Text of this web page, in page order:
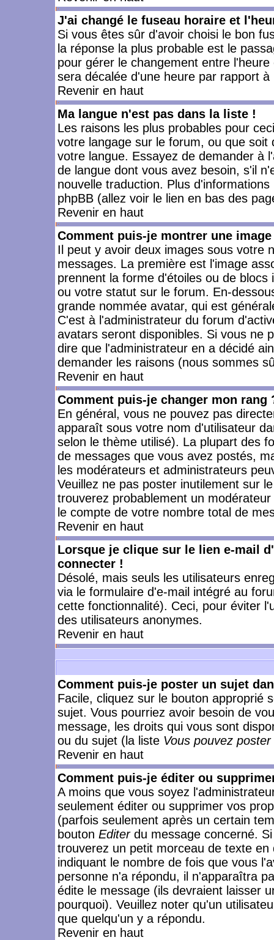
J'ai changé le fuseau horaire et
Si vous êtes sûr d'avoir choisi le bon
la réponse la plus probable est le
pour gérer le changement entre
sera décalée d'une heure par rapport à
Revenir en haut
Ma langue n'est pas dans la liste !
Les raisons les plus probables pour
votre langage sur le forum, ou que
votre langue. Essayez de demander à
de langue dont vous avez besoin, s'il
nouvelle traduction. Plus
phpBB (allez voir le lien en bas des
Revenir en haut
Comment puis-je montrer une
Il peut y avoir deux images sous votre
messages. La première est l'image
prennent la forme d'étoiles ou de
ou votre statut sur le forum. En-
grande nommée avatar, qui est
C'est à l'administrateur du forum
avatars seront disponibles. Si vous ne
dire que l'administrateur en a décidé
demander les raisons (nous sommes
Revenir en haut
Comment puis-je changer mon rang
En général, vous ne pouvez pas
apparaît sous votre nom d'utilisateur
selon le thème utilisé). La plupart des
de messages que vous avez postés,
les modérateurs et administrateurs
Veuillez ne pas poster inutilement sur
trouverez probablement un
le compte de votre nombre total de
Revenir en haut
Lorsque je clique sur le lien e-mail
connecter !
Désolé, mais seuls les utilisateurs
via le formulaire d'e-mail intégré au
cette fonctionnalité). Ceci, pour éviter
des utilisateurs anonymes.
Revenir en haut
Comment puis-je poster un sujet
Facile, cliquez sur le bouton approprié
sujet. Vous pourriez avoir besoin de
message, les droits qui vous sont
ou du sujet (la liste Vous pouvez
Revenir en haut
Comment puis-je éditer ou
A moins que vous soyez
seulement éditer ou supprimer vos
(parfois seulement après un certain
bouton Editerdu message concerné.
trouverez un petit morceau de texte
indiquant le nombre de fois que vous
personne n'a répondu, il n'apparaîtra
édite le message (ils devraient laisser
pourquoi). Veuillez noter qu'un
que quelqu'un y a répondu.
Revenir en haut